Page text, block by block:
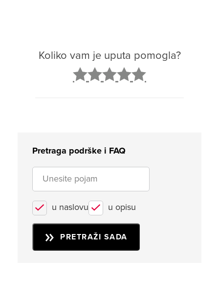
Koliko vam je uputa pomogla?
Pretraga podrške i FAQ
u naslovu u opisu
PRETRAŽI SADA